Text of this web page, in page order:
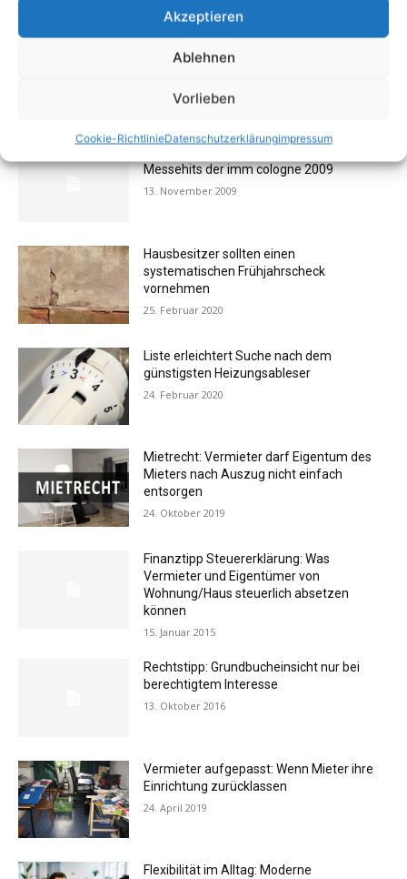
Akzeptieren
Ablehnen
Vorlieben
Cookie-RichtlinieDatenschutzerklärungimpressum
AKTUELL BELIEBTE BEITRÄGE (7 TAGE)
Messehits der imm cologne 2009
13. November 2009
Hausbesitzer sollten einen
systematischen Frühjahrscheck
vornehmen
25. Februar 2020
Liste erleichtert Suche nach dem
günstigsten Heizungsableser
24. Februar 2020
Mietrecht: Vermieter darf Eigentum des
Mieters nach Auszug nicht einfach
entsorgen
24. Oktober 2019
Finanztipp Steuererklärung: Was
Vermieter und Eigentümer von
Wohnung/Haus steuerlich absetzen
können
15. Januar 2015
Rechtstipp: Grundbucheinsicht nur bei
berechtigtem Interesse
13. Oktober 2016
Vermieter aufgepasst: Wenn Mieter ihre
Einrichtung zurücklassen
24. April 2019
Flexibilität im Alltag: Moderne